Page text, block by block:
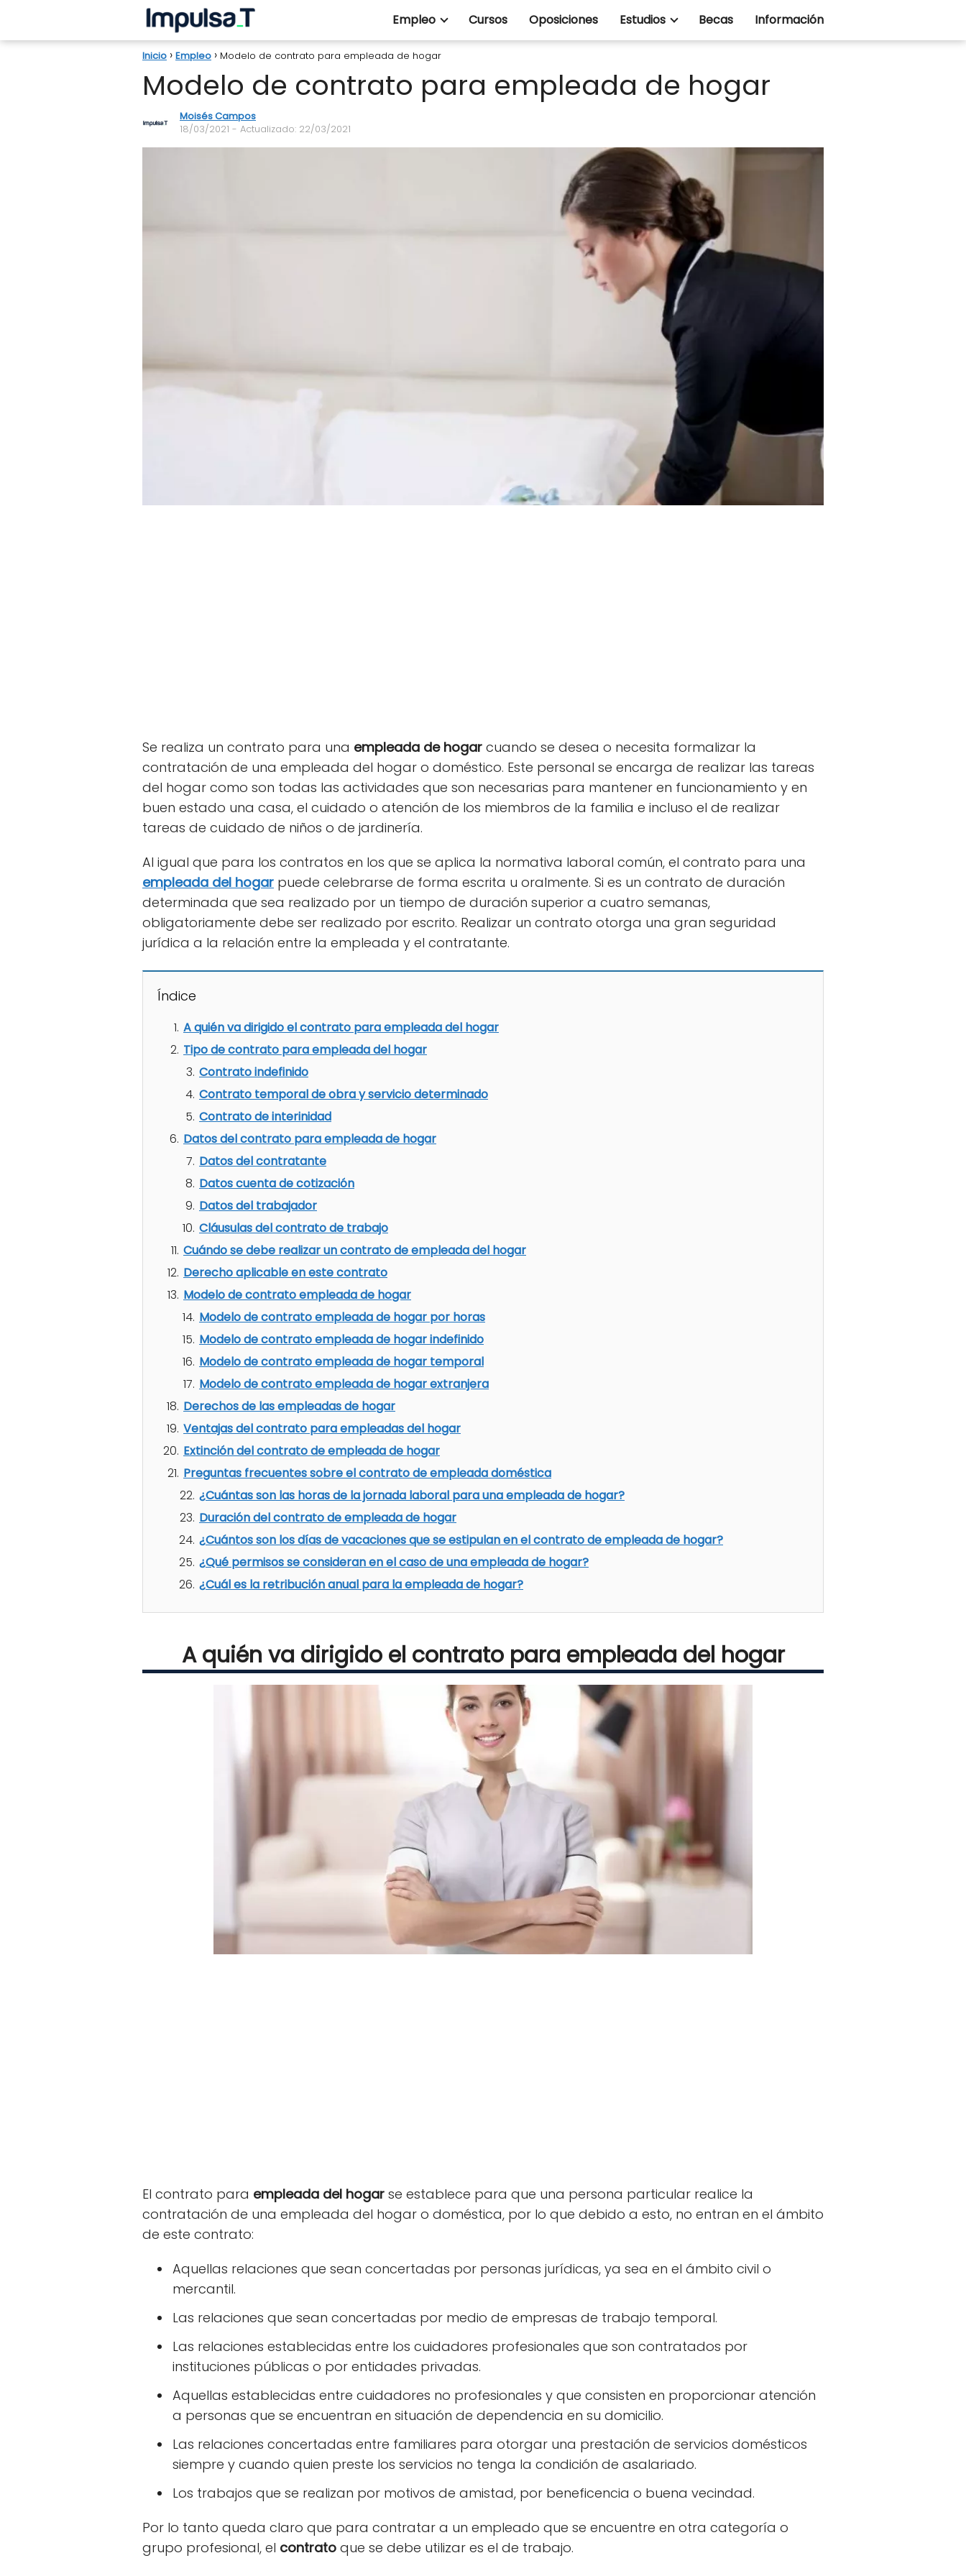
Empleo Cursos Oposiciones Estudios Becas Información
Inicio Empleo Modelo de contrato para empleada de hogar
Modelo de contrato para empleada de hogar
Moisés Campos
18/03/2021 - Actualizado: 22/03/2021
Se realiza un contrato para una empleada de hogar cuando se desea o necesita formalizar la
contratación de una empleada del hogar o doméstico. Este personal se encarga de realizar las tareas
del hogar como son todas las actividades que son necesarias para mantener en funcionamiento y en
buen estado una casa, el cuidado o atención de los miembros de la familia e incluso el de realizar
tareas de cuidado de niños o de jardinería.
Al igual que para los contratos en los que se aplica la normativa laboral común, el contrato para una
empleada del hogar puede celebrarse de forma escrita u oralmente. Si es un contrato de duración
determinada que sea realizado por un tiempo de duración superior a cuatro semanas,
obligatoriamente debe ser realizado por escrito. Realizar un contrato otorga una gran seguridad
jurídica a la relación entre la empleada y el contratante.
Índice
A quién va dirigido el contrato para empleada del hogar
Tipo de contrato para empleada del hogar
Contrato indefinido
Contrato temporal de obra y servicio determinado
Contrato de interinidad
Datos del contrato para empleada de hogar
Datos del contratante
Datos cuenta de cotización
Datos del trabajador
Cláusulas del contrato de trabajo
Cuándo se debe realizar un contrato de empleada del hogar
Derecho aplicable en este contrato
Modelo de contrato empleada de hogar
Modelo de contrato empleada de hogar por horas
Modelo de contrato empleada de hogar indefinido
Modelo de contrato empleada de hogar temporal
Modelo de contrato empleada de hogar extranjera
Derechos de las empleadas de hogar
Ventajas del contrato para empleadas del hogar
Extinción del contrato de empleada de hogar
Preguntas frecuentes sobre el contrato de empleada doméstica
¿Cuántas son las horas de la jornada laboral para una empleada de hogar?
Duración del contrato de empleada de hogar
¿Cuántos son los días de vacaciones que se estipulan en el contrato de empleada de hogar?
¿Qué permisos se consideran en el caso de una empleada de hogar?
¿Cuál es la retribución anual para la empleada de hogar?
A quién va dirigido el contrato para empleada del hogar
El contrato para empleada del hogar se establece para que una persona particular realice la
contratación de una empleada del hogar o doméstica, por lo que debido a esto, no entran en el ámbito
de este contrato:
Aquellas relaciones que sean concertadas por personas jurídicas, ya sea en el ámbito civil o
mercantil.
Las relaciones que sean concertadas por medio de empresas de trabajo temporal.
Las relaciones establecidas entre los cuidadores profesionales que son contratados por
instituciones públicas o por entidades privadas.
Aquellas establecidas entre cuidadores no profesionales y que consisten en proporcionar atención
a personas que se encuentran en situación de dependencia en su domicilio.
Las relaciones concertadas entre familiares para otorgar una prestación de servicios domésticos
siempre y cuando quien preste los servicios no tenga la condición de asalariado.
Los trabajos que se realizan por motivos de amistad, por beneficencia o buena vecindad.
Por lo tanto queda claro que para contratar a un empleado que se encuentre en otra categoría o
grupo profesional, el contrato que se debe utilizar es el de trabajo.